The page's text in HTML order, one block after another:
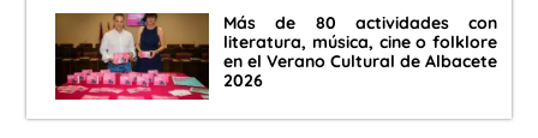
Más de 80 actividades con
literatura, música, cine o folklore
en el Verano Cultural de Albacete
2026